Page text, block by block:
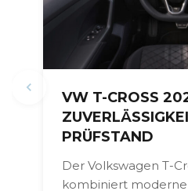
VW T-CROSS
PRÜFSTAND
Der Volkswagen T-
kombiniert